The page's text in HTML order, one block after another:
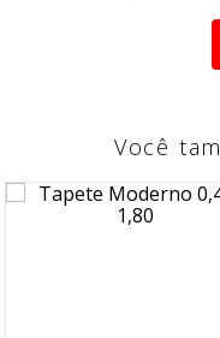
elegância a decoração
residência, uma
durabilidade e o seu
super modernos que
manutenção e limpeza.
Você